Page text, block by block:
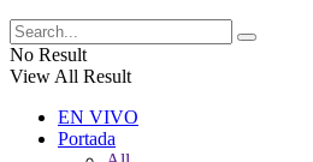
No Result
View All Result
EN VIVO
Portada